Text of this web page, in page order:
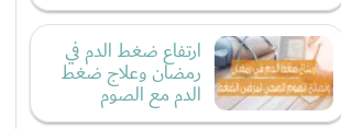
ارتفاع ضغط الدم في
رمضان وعلاج ضغط
الدم مع الصوم